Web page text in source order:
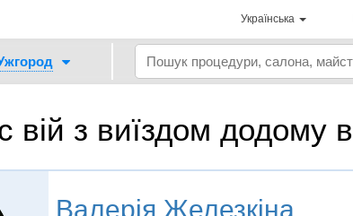
Українська
вій з виїздом додому
Валерія Железкіна